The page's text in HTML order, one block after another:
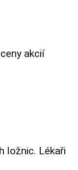
akcií
ložnic. Lékaři